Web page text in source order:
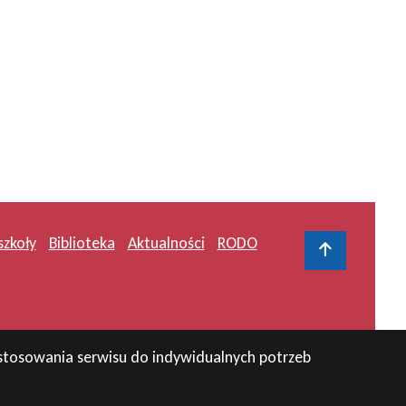
serwisu do indywidualnych potrzeb
Biblioteka Aktualności RODO Do